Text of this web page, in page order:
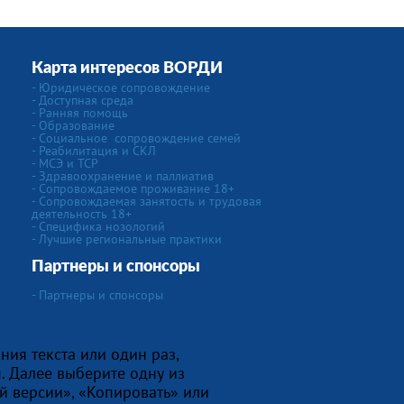
Карта интересов ВОРДИ
- Юридическое сопровождение
- Доступная среда
- Ранняя помощь
- Образование
- Социальное сопровождение семей
- Реабилитация и СКЛ
- МСЭ и ТСР
- Здравоохранение и паллиатив
- Сопровождаемое проживание 18+
- Сопровождаемая занятость и трудовая
деятельность 18+
- Специфика нозологий
- Лучшие региональные практики
Партнеры и спонсоры
- Партнеры и спонсоры
текста или один раз,
Далее выберите одну из
«Копировать» или